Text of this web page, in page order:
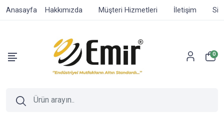
Anasayfa Hakkımızda Müşteri Hizmetleri İletişim
0